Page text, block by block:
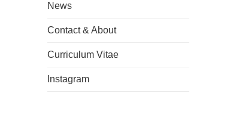
News
Contact & About
Curriculum Vitae
Instagram